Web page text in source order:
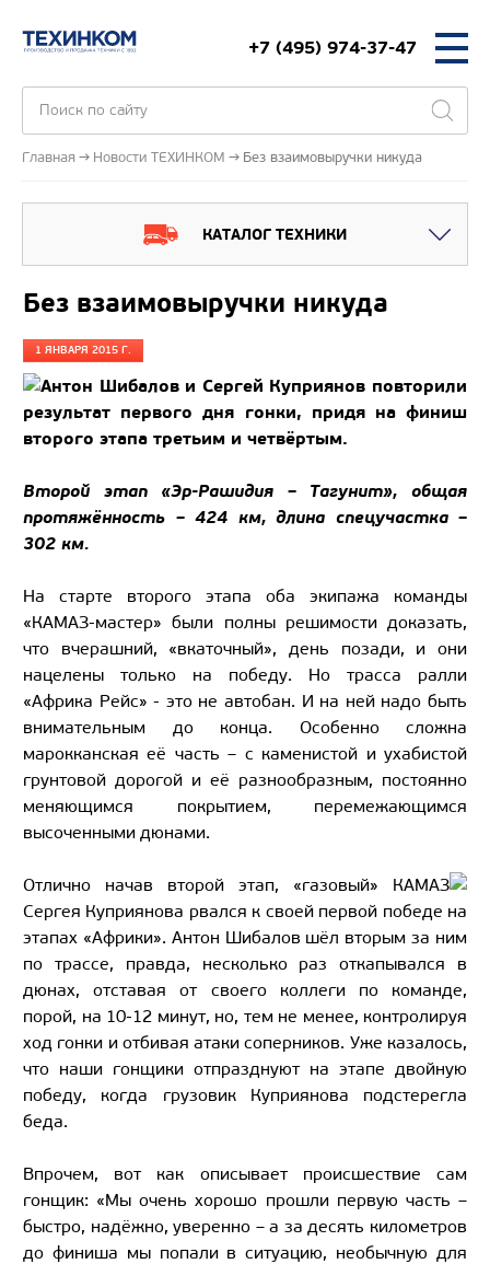
+7 (495) 974-37-47
Главная Новости ТЕХИНКОМ Без взаимовыручки никуда
КАТАЛОГ ТЕХНИКИ
Без взаимовыручки никуда
1 ЯНВАРЯ 2015 Г.
Антон Шибалов и Сергей Куприянов повторили
результат первого дня гонки, придя на финиш
второго этапа третьим и четвёртым.
Второй этап «Эр-Рашидия – Тагунит», общая
протяжённость – 424 км, длина спецучастка –
302 км.
На старте второго этапа оба экипажа команды
«КАМАЗ-мастер» были полны решимости доказать,
что вчерашний, «вкаточный», день позади, и они
нацелены только на победу. Но трасса ралли
«Африка Рейс» - это не автобан. И на ней надо быть
внимательным до конца. Особенно сложна
марокканская её часть – с каменистой и ухабистой
грунтовой дорогой и её разнообразным, постоянно
меняющимся покрытием, перемежающимся
высоченными дюнами.
Отлично начав второй этап, «газовый» КАМАЗ
Сергея Куприянова рвался к своей первой победе на
этапах «Африки». Антон Шибалов шёл вторым за ним
по трассе, правда, несколько раз откапывался в
дюнах, отставая от своего коллеги по команде,
порой, на 10-12 минут, но, тем не менее, контролируя
ход гонки и отбивая атаки соперников. Уже казалось,
что наши гонщики отпразднуют на этапе двойную
победу, когда грузовик Куприянова подстерегла
беда.
Впрочем, вот как описывает происшествие сам
гонщик: «Мы очень хорошо прошли первую часть –
быстро, надёжно, уверенно – а за десять километров
до финиша мы попали в ситуацию, необычную для